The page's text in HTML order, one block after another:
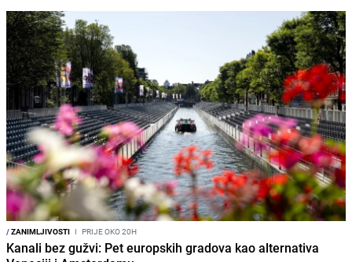
/ZANIMLJIVOSTI I PRIJE OKO 20H
Kanali bez gužvi: Pet europskih gradova kao alternativa